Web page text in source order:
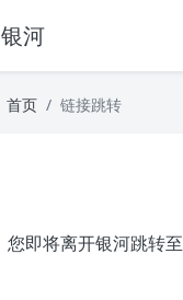
银河
首页 链接跳转
您即将离开银河跳转至